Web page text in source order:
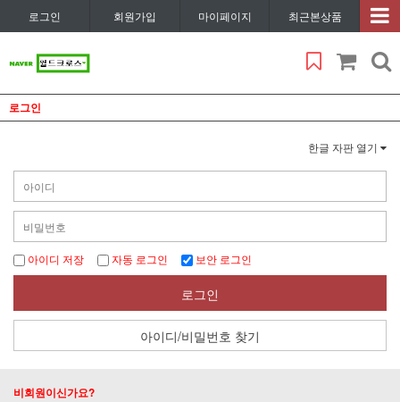
로그인 회원가입 마이페이지 최근본상품
로그인
한글 자판 열기
아이디 저장 자동 로그인 보안 로그인
로그인
아이디/비밀번호 찾기
비회원이신가요?